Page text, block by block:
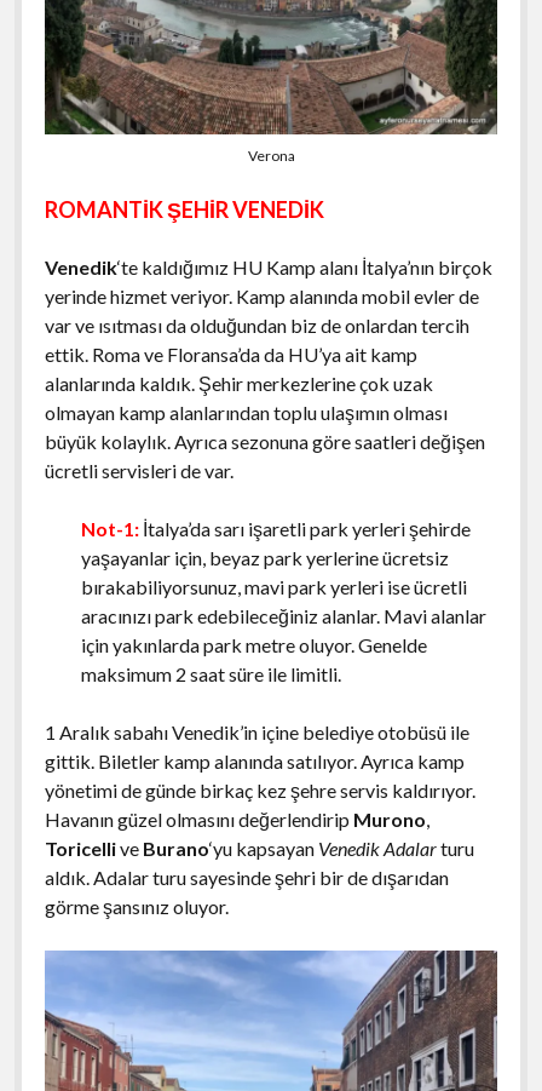
Verona
ROMANTİK ŞEHİR VENEDİK
Venedik‘te kaldığımız HU Kamp alanı İtalya’nın birçok
yerinde hizmet veriyor. Kamp alanında mobil evler de
var ve ısıtması da olduğundan biz de onlardan tercih
ettik. Roma ve Floransa’da da HU’ya ait kamp
alanlarında kaldık. Şehir merkezlerine çok uzak
olmayan kamp alanlarından toplu ulaşımın olması
büyük kolaylık. Ayrıca sezonuna göre saatleri değişen
ücretli servisleri de var.
Not-1: İtalya’da sarı işaretli park yerleri şehirde
yaşayanlar için, beyaz park yerlerine ücretsiz
bırakabiliyorsunuz, mavi park yerleri ise ücretli
aracınızı park edebileceğiniz alanlar. Mavi alanlar
için yakınlarda park metre oluyor. Genelde
maksimum 2 saat süre ile limitli.
1 Aralık sabahı Venedik’in içine belediye otobüsü ile
gittik. Biletler kamp alanında satılıyor. Ayrıca kamp
yönetimi de günde birkaç kez şehre servis kaldırıyor.
Havanın güzel olmasını değerlendirip Murono,
Toricellive Burano‘yu kapsayan Venedik Adalarturu
aldık. Adalar turu sayesinde şehri bir de dışarıdan
görme şansınız oluyor.